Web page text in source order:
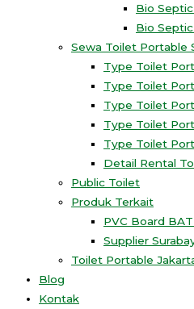
Bio
Bio
Sewa Toilet Portable
Type Toilet
Type Toilet
Type Toilet
Type Toilet
Type Toilet
Detail Rental
Public Toilet
Produk Terkait
PVC Board
Supplier
Toilet Portable
Blog
Kontak